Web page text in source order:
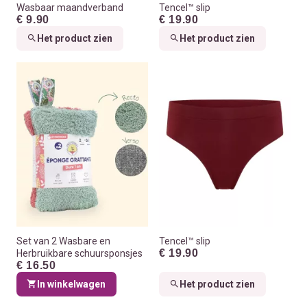
Wasbaar maandverband
€ 9.90
Het product zien
Tencel™ slip
€ 19.90
Het product zien
Set van 2 Wasbare en
Herbruikbare schuursponsjes
€ 16.50
In winkelwagen
Tencel™ slip
€ 19.90
Het product zien